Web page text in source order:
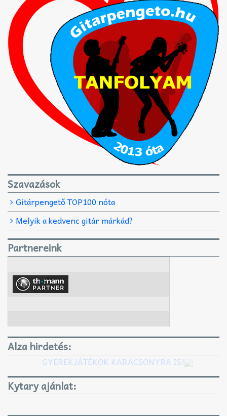
Szavazások
Gitárpengető TOP100 nóta
Melyik a kedvenc gitár márkád?
Partnereink
Alza hirdetés:
GYEREKJÁTÉKOK KARÁCSONYRA IS!
Kytary ajánlat: